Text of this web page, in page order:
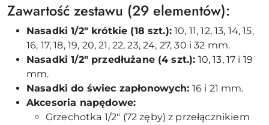
Zawartość zestawu (29 elementów):
Nasadki 1/2" krótkie (18 szt.):10, 11, 12, 13, 14, 15,
16, 17, 18, 19, 20, 21, 22, 23, 24, 27, 30 i 32 mm.
Nasadki 1/2" przedłużane (4 szt.): 10, 13, 17 i 19
mm.
Nasadki do świec zapłonowych: 16 i 21 mm.
Akcesoria napędowe:
Grzechotka 1/2" (72 zęby) z przełącznikiem